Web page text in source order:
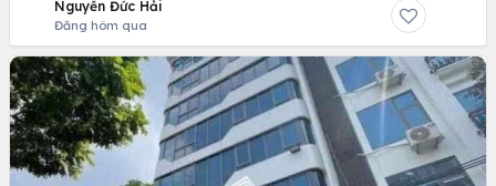
Nguyễn Đức Hải
Đăng hôm qua